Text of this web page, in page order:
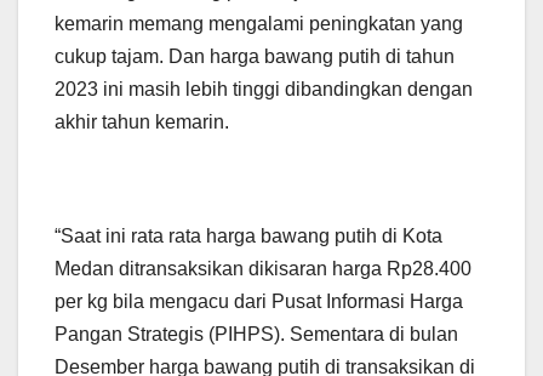
kemarin memang mengalami peningkatan yang
cukup tajam. Dan harga bawang putih di tahun
2023 ini masih lebih tinggi dibandingkan dengan
akhir tahun kemarin.
“Saat ini rata rata harga bawang putih di Kota
Medan ditransaksikan dikisaran harga Rp28.400
per kg bila mengacu dari Pusat Informasi Harga
Pangan Strategis (PIHPS). Sementara di bulan
Desember harga bawang putih di transaksikan di